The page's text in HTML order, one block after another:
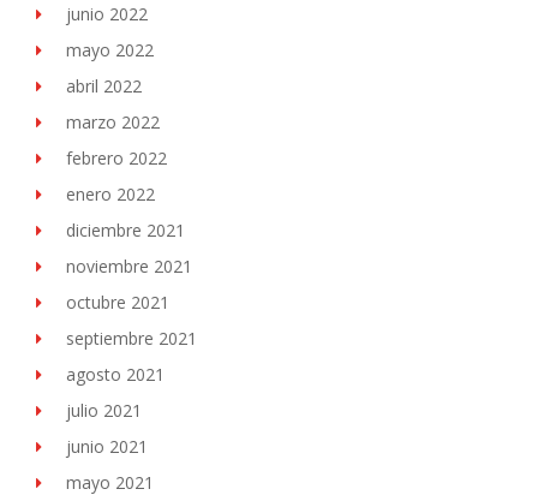
junio 2022
mayo 2022
abril 2022
marzo 2022
febrero 2022
enero 2022
diciembre 2021
noviembre 2021
octubre 2021
septiembre 2021
agosto 2021
julio 2021
junio 2021
mayo 2021